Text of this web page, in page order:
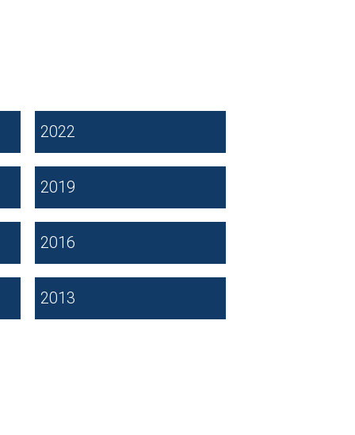
2022
2019
2016
2013